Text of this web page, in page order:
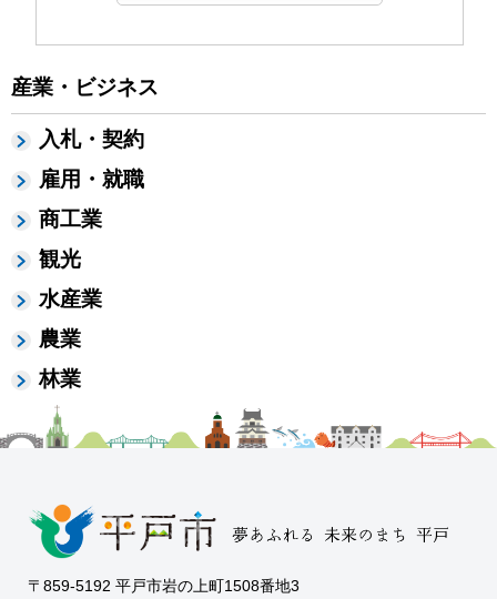
産業・ビジネス
入札・契約
雇用・就職
商工業
観光
水産業
農業
林業
〒859-5192 平戸市岩の上町1508番地3